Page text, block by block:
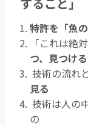
特許を「魚の
「これは絶
つ、見つける
技術の流れ
見る
技術は人の
の